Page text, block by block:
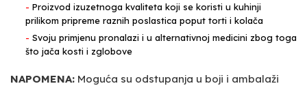
- Proizvod izuzetnoga kvaliteta koji se koristi u kuhinji
prilikom pripreme raznih poslastica poput torti i kolača
- Svoju primjenu pronalazi i u alternativnoj medicini zbog toga
što jača kosti i zglobove
NAPOMENA: Moguća su odstupanja u boji i ambalaži